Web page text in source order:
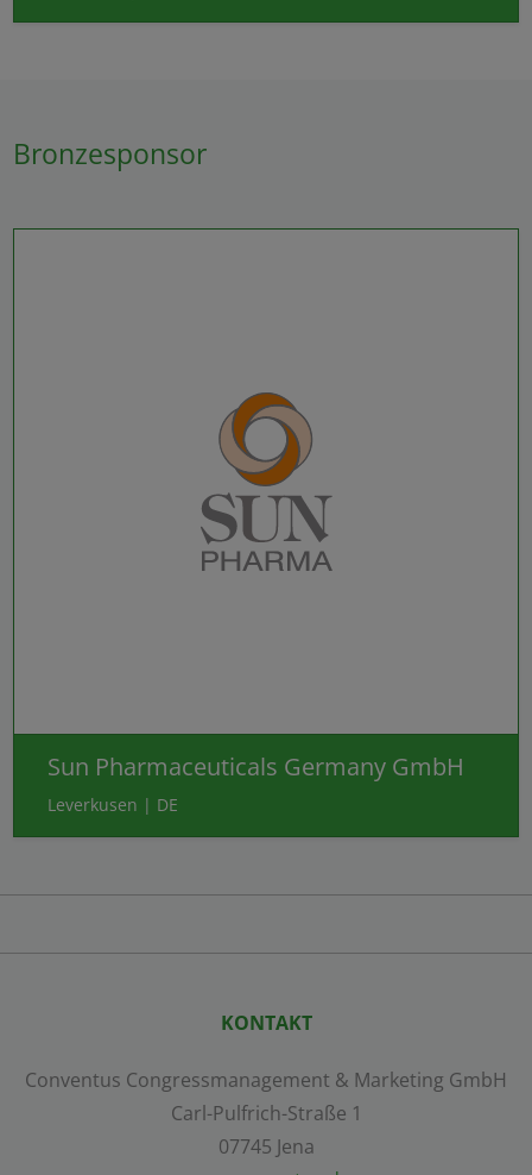
Bronzesponsor
Sun Pharmaceuticals Germany GmbH
Leverkusen | DE
KONTAKT
Conventus Congressmanagement & Marketing GmbH
Carl-Pulfrich-Straße 1
07745 Jena
Alle auswählen